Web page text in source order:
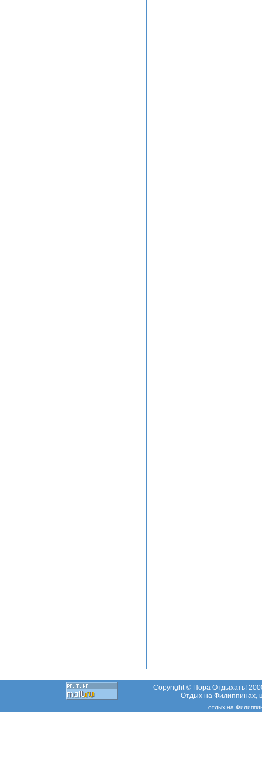
Copyright © Пора Отдыхать!
Отдых на Филиппинах,
отдых на